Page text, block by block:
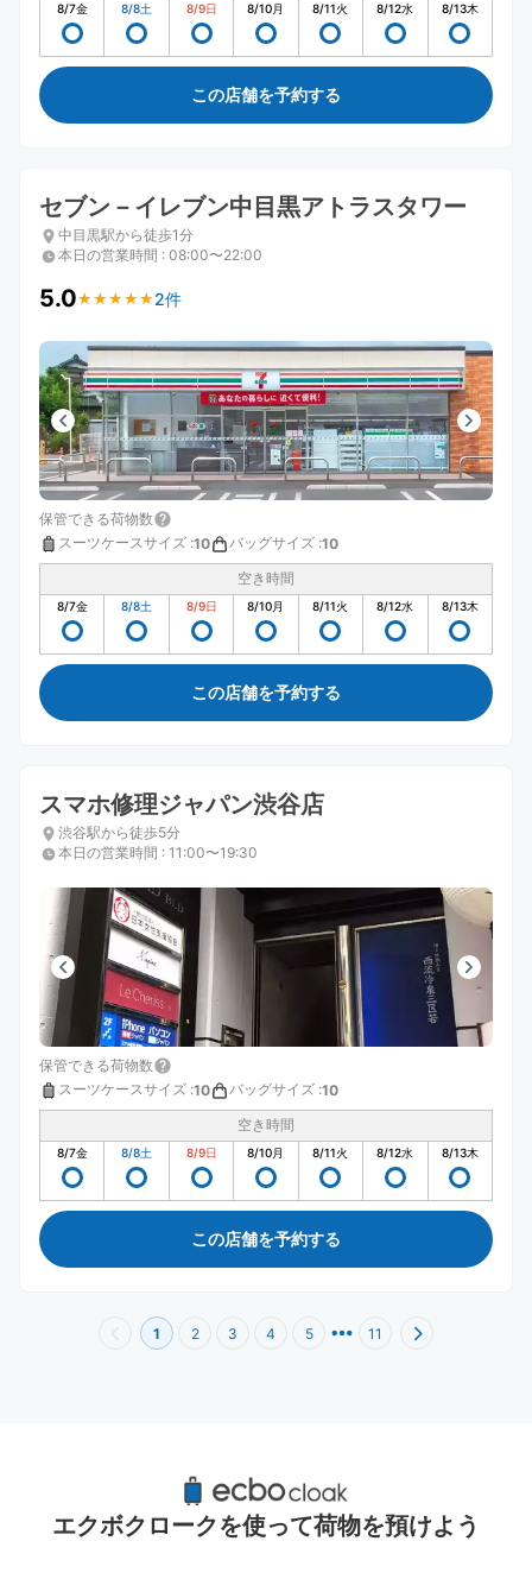
8/7金 8/8土 8/9日 8/10月 8/11火 8/12水 8/13木
この店舗を予約する
セブン－イレブン中目黒アトラスタワー
中目黒駅から徒歩1分
本日の営業時間 : 08:00〜22:00
5.0★ ★ ★ ★ ★
★ ★ ★ ★ ★ 2件
保管できる荷物数
スーツケースサイズ :10 バッグサイズ :10
空き時間
8/7金 8/8土 8/9日 8/10月 8/11火 8/12水 8/13木
この店舗を予約する
スマホ修理ジャパン渋谷店
渋谷駅から徒歩5分
本日の営業時間 : 11:00〜19:30
保管できる荷物数
スーツケースサイズ :10 バッグサイズ :10
空き時間
8/7金 8/8土 8/9日 8/10月 8/11火 8/12水 8/13木
この店舗を予約する
1 2 3 4 5 11
池尻大橋駅周辺のおすすめコインロッカー
0件
エクボクロークを使って荷物を預けよう